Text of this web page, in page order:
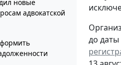
новые
адвокатской
до